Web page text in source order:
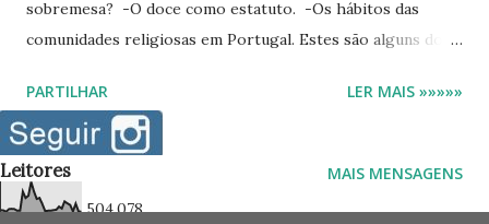
sobremesa? -O doce como estatuto. -Os hábitos das
comunidades religiosas em Portugal. Estes são alguns dos
forma geral as rotinas dentro destas comunidades.
Castanhas de Ovos Fonte: espigadourada Segundo Virgílio
Nogueiro Gomes , uma das personalidades que muito
admiro e que se dedica, entre muitas outras coisas, ao
PARTILHAR LER MAIS »»»»»
MAIS MENSAGENS
Leitores
504,078